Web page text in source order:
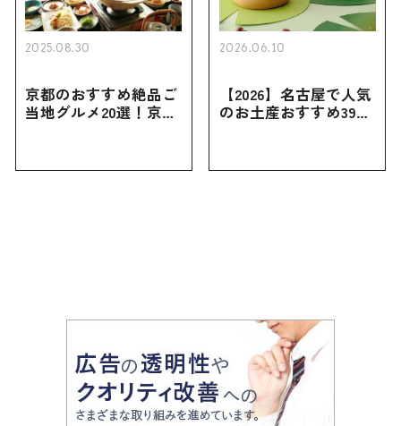
2025.08.30
京都のおすすめ絶品ご
当地グルメ20選！京都
2026.06.10
【2026】名古屋で人気
のお土産おすすめ39選
お土産・ばらまき用ま